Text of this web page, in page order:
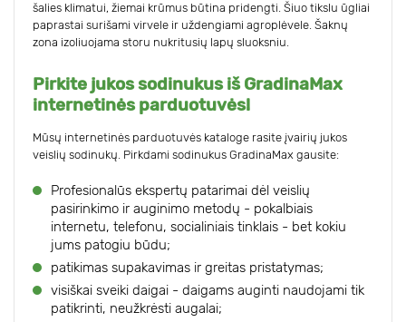
šalies klimatui, žiemai krūmus būtina pridengti. Šiuo tikslu ūgliai
paprastai surišami virvele ir uždengiami agroplėvele. Šaknų
zona izoliuojama storu nukritusių lapų sluoksniu.
Pirkite jukos sodinukus iš GradinaMax
internetinės parduotuvės!
Mūsų internetinės parduotuvės kataloge rasite įvairių jukos
veislių sodinukų. Pirkdami sodinukus GradinaMax gausite:
Profesionalūs ekspertų patarimai dėl veislių
pasirinkimo ir auginimo metodų - pokalbiais
internetu, telefonu, socialiniais tinklais - bet kokiu
jums patogiu būdu;
patikimas supakavimas ir greitas pristatymas;
visiškai sveiki daigai - daigams auginti naudojami tik
patikrinti, neužkrėsti augalai;